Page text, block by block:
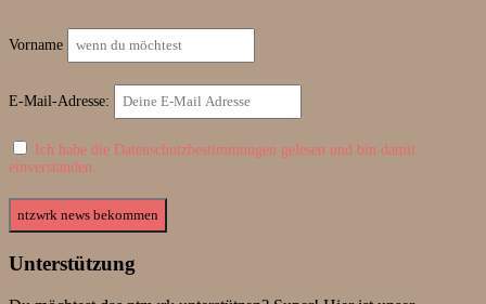
Vorname
E-Mail-Adresse:
Ich habe die Datenschutzbestimmungen gelesen und bin damit
einverstanden.
Unterstützung